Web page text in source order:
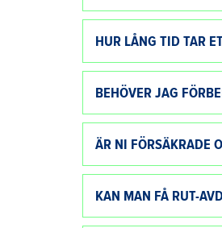
HUR LÅNG TID TAR
BEHÖVER JAG
ÄR NI FÖRSÄKRADE
KAN MAN FÅ RUT-